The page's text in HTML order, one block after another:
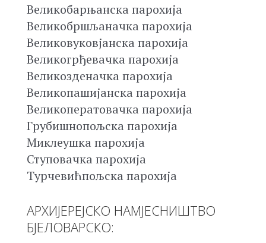
Великобарњанска парохија
Великобршљаначка парохија
Великовуковјанска парохија
Великогрђевачка парохија
Великозденачка парохија
Великопашијанска парохија
Великоператовачка парохија
Грубишнопољска парохија
Миклеушка парохија
Ступовачка парохија
Турчевићпољска парохија
АРХИЈЕРЕЈСКО НАМЈЕСНИШТВО
БЈЕЛОВАРСКО: